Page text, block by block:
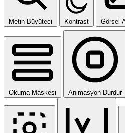
Metin Büyüteci Kontrast Görsel
Okuma Maskesi Animasyon Durdur